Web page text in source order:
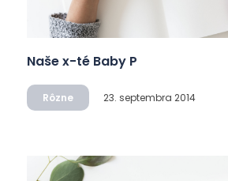
Naše x-té Baby P
Rôzne 23. septembra 2014